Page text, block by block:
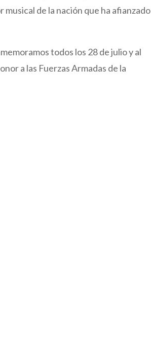
de la nación que ha afianzado
todos los 28 de julio y al
a las Fuerzas Armadas de la